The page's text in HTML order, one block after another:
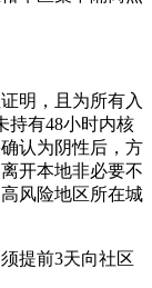
明，且为所有入
持有48小时内核
认为阴性后，方
开本地非必要不
风险地区所在城
提前3天向社区